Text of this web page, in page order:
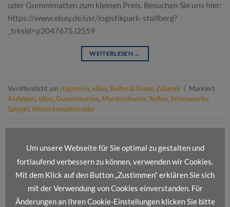
oder Gummimatten zum kleinen Preis. Besuchen Sie uns hier:
https://www.ebay.de/usr/logistikpark-stollberg?
_trksid=p2047675.l2559
WEITERLESEN →
Veröffentlicht am Allgemein, eBay, Reifen & Räder, Zubehör
Markiert
Alufelgen, eBay, Gummimatten, Marderabwehr, Reifen, Scheinwerfer,
Spiegel, Winterkompletträder
NEUESTE BEITRÄGE
Um unsere Webseite für Sie optimal zu gestalten und
fortlaufend verbessern zu können, verwenden wir Cookies.
Mit dem Klick auf den Button „Zustimmen“ erklären Sie sich
mit der Verwendung von Cookies einverstanden. Für
Änderungen an Ihren Cookie-Einstellungen klicken Sie bitte